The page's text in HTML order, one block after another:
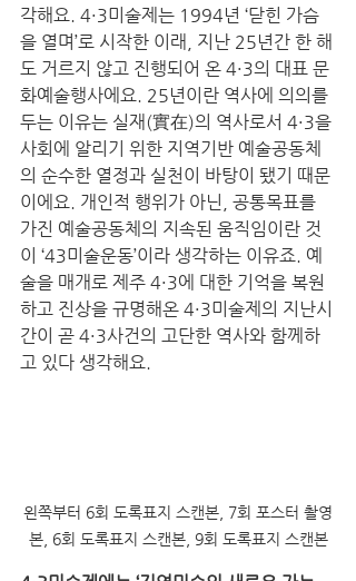
각해요. 4·3미술제는 1994년 ‘닫힌 가슴
을 열며’로 시작한 이래, 지난 25년간 한 해
도 거르지 않고 진행되어 온 4·3의 대표 문
화예술행사에요. 25년이란 역사에 의의를
두는 이유는 실재(實在)의 역사로서 4·3을
사회에 알리기 위한 지역기반 예술공동체
의 순수한 열정과 실천이 바탕이 됐기 때문
이에요. 개인적 행위가 아닌, 공통목표를
가진 예술공동체의 지속된 움직임이란 것
이 ‘43미술운동’이라 생각하는 이유죠. 예
술을 매개로 제주 4·3에 대한 기억을 복원
하고 진상을 규명해온 4·3미술제의 지난시
간이 곧 4·3사건의 고단한 역사와 함께하
고 있다 생각해요.
왼쪽부터 6회 도록표지 스캔본, 7회 포스터 촬영
본, 6회 도록표지 스캔본, 9회 도록표지 스캔본